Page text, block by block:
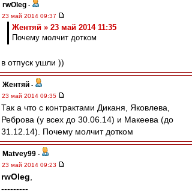
rwOleg -
23 май 2014 09:37
Жентяй » 23 май 2014 11:35
Почему молчит дотком
в отпуск ушли ))
Жентяй -
23 май 2014 09:35
Так а что с контрактами Диканя, Яковлева,
Реброва (у всех до 30.06.14) и Макеева (до
31.12.14). Почему молчит дотком
Matvey99 -
23 май 2014 09:23
rwOleg
---------